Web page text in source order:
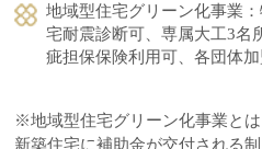
地域型住宅グリーン化事業
宅耐震診断可、専属大工3名
疵担保保険利用可、各団体加
※地域型住宅グリーン化事業と
新築住宅に補助金が交付される